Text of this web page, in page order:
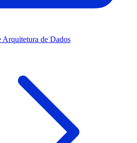
Arquitetura de Dados